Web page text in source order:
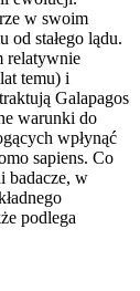
w swoim
od stałego lądu.
relatywnie
temu) i
Galapagos
warunki do
wpłynąć
sapiens. Co
badacze, w
podlega